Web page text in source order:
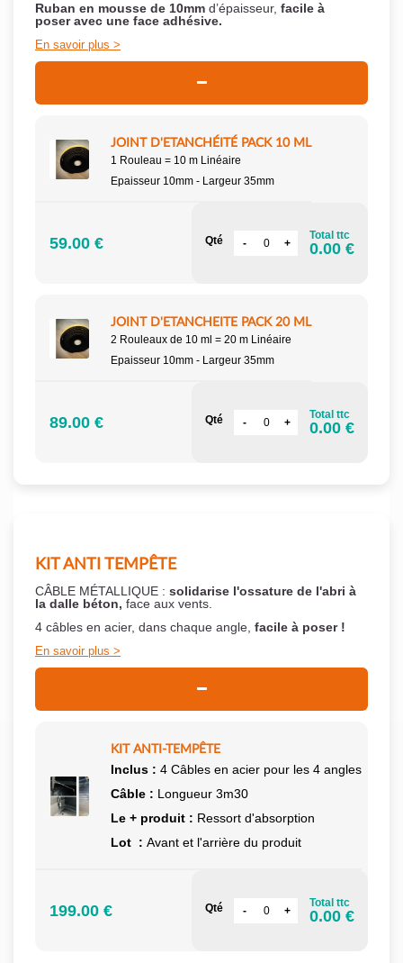
Ruban en mousse de 10mm d’épaisseur, facile à
poser avec une face adhésive.
En savoir plus
JOINT D'ETANCHÉITÉ PACK 10 ML
1 Rouleau = 10 m Linéaire
Epaisseur 10mm - Largeur 35mm
59.00 € Qté Total ttc
0.00 €
JOINT D'ETANCHEITE PACK 20 ML
2 Rouleaux de 10 ml = 20 m Linéaire
Epaisseur 10mm - Largeur 35mm
89.00 € Qté Total ttc
0.00 €
KIT ANTI TEMPÊTE
CÂBLE MÉTALLIQUE : solidarise l'ossature de l'abri à
la dalle béton, face aux vents.
4 câbles en acier, dans chaque angle, facile à poser !
En savoir plus
KIT ANTI-TEMPÊTE
Inclus : 4 Câbles en acier pour les 4 angles
Câble : Longueur 3m30
Le + produit : Ressort d'absorption
Lot : Avant et l'arrière du produit
199.00 € Qté Total ttc
0.00 €